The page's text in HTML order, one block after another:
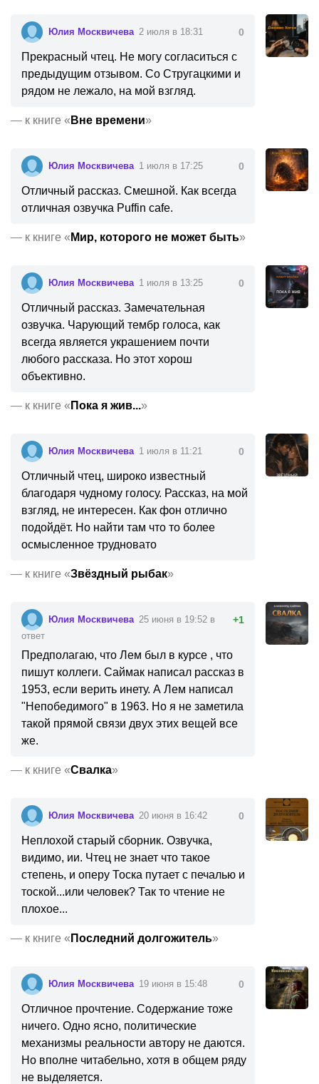
0
Юлия Москвичева 2 июля в 18:31
Прекрасный чтец. Не могу согласиться с
предыдущим отзывом. Со Стругацкими и
рядом не лежало, на мой взгляд.
— к книге « Вне времени»
0
Юлия Москвичева 1 июля в 17:25
Отличный рассказ. Смешной. Как всегда
отличная озвучка Puffin cafe.
— к книге « Мир, которого не может быть»
0
Юлия Москвичева 1 июля в 13:25
Отличный рассказ. Замечательная
озвучка. Чарующий тембр голоса, как
всегда является украшением почти
любого рассказа. Но этот хорош
объективно.
— к книге « Пока я жив...»
0
Юлия Москвичева 1 июля в 11:21
Отличный чтец, широко известный
благодаря чудному голосу. Рассказ, на мой
взгляд, не интересен. Как фон отлично
подойдёт. Но найти там что то более
осмысленное трудновато
— к книге «Звёздный рыбак»
+1
Юлия Москвичева 25 июня в 19:52 в
ответ
Предполагаю, что Лем был в курсе , что
пишут коллеги. Саймак написал рассказ в
1953, если верить инету. А Лем написал
"Непобедимого" в 1963. Но я не заметила
такой прямой связи двух этих вещей все
же.
— к книге «Свалка»
0
Юлия Москвичева 20 июня в 16:42
Неплохой старый сборник. Озвучка,
видимо, ии. Чтец не знает что такое
степень, и оперу Тоска путает с печалью и
тоской...или человек? Так то чтение не
плохое...
— к книге « Последний долгожитель»
0
Юлия Москвичева 19 июня в 15:48
Отличное прочтение. Содержание тоже
ничего. Одно ясно, политические
механизмы реальности автору не даются.
Но вполне читабельно, хотя в общем ряду
не выделяется.